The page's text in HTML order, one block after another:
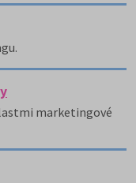
marketingové